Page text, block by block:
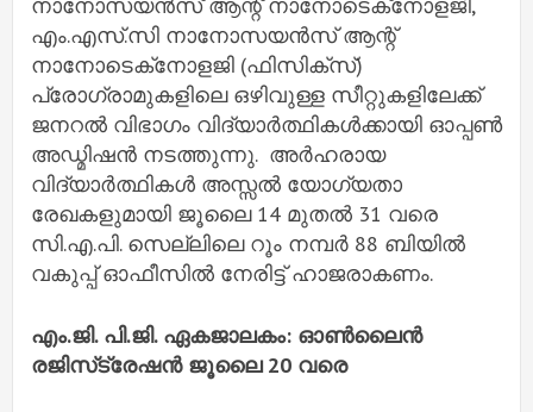
നാനോസയൻസ് ആന്റ് നാനോടെക്‌നോളജി,
എം.എസ്.സി നാനോസയൻസ് ആന്റ്
നാനോടെക്‌നോളജി (ഫിസിക്‌സ്)
പ്രോഗ്രാമുകളിലെ ഒഴിവുള്ള സീറ്റുകളിലേക്ക്
ജനറൽ വിഭാഗം വിദ്യാർത്ഥികൾക്കായി ഓപ്പൺ
അഡ്മിഷൻ നടത്തുന്നു. അർഹരായ
വിദ്യാർത്ഥികൾ അസ്സൽ യോഗ്യതാ
രേഖകളുമായി ജൂലൈ 14 മുതൽ 31 വരെ
സി.എ.പി. സെല്ലിലെ റൂം നമ്പർ 88 ബിയിൽ
വകുപ്പ് ഓഫീസിൽ നേരിട്ട് ഹാജരാകണം.
എം.ജി. പി.ജി. ഏകജാലകം: ഓൺലൈൻ
രജിസ്‌ട്രേഷൻ ജൂലൈ 20 വരെ